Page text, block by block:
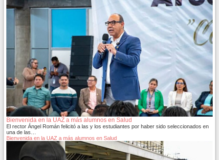
Bienvenida en la UAZ a más alumnos en Salud
El rector Ángel Román felicitó a las y los estudiantes por haber sido seleccionados en
una de las…
Bienvenida en la UAZ a más alumnos en Salud